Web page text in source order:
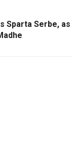
Sparta Serbe, as